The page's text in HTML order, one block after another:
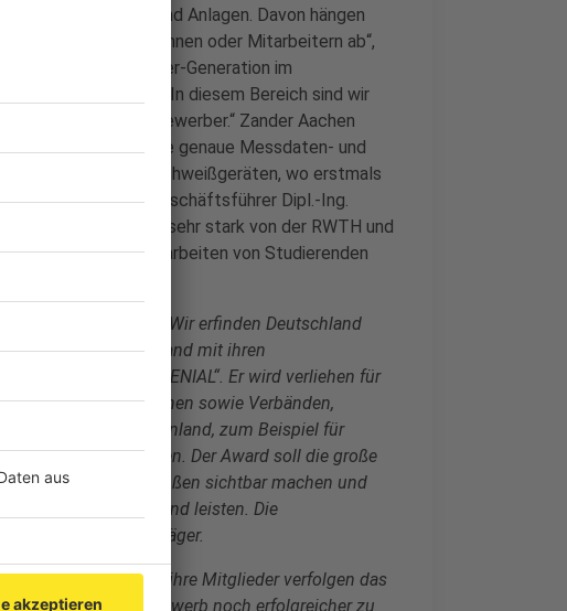
von Maschinen und Anlagen. Davon hängen
der Mitarbeiterinnen oder Mitarbeitern ab“,
und dritte Zander-Generation im
und ergänzt: „In diesem Bereich sind wir
die meisten Mitbewerber.“ Zander Aachen
erstmals eine genaue Messdaten- und
von Lasern, Schweißgeräten, wo erstmals
werden können. Geschäftsführer Dipl.-Ing.
„Wir profitieren hier sehr stark von der RWTH und
oder Masterarbeiten von Studierenden
der Kampagne „Wir erfinden Deutschland
Rheinland mit ihren
„RHEINLAND GENIAL“. Er wird verliehen für
Branchen sowie Verbänden,
Metropolregion Rheinland, zum Beispiel für
Produktinnovationen. Der Award soll die große
nach außen sichtbar machen und
Rheinland leisten. Die
über die Preisträger.
Rheinland und ihre Mitglieder verfolgen das
und globalen Wettbewerb noch erfolgreicher zu